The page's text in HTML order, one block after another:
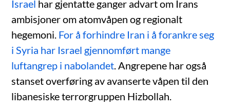
Israel har gjentatte ganger advart om Irans
ambisjoner om atomvåpen og regionalt
hegemoni. For å forhindre Iran i å forankre seg
i Syria har Israel gjennomført mange
luftangrep i nabolandet. Angrepene har også
stanset overføring av avanserte våpen til den
libanesiske terrorgruppen Hizbollah.